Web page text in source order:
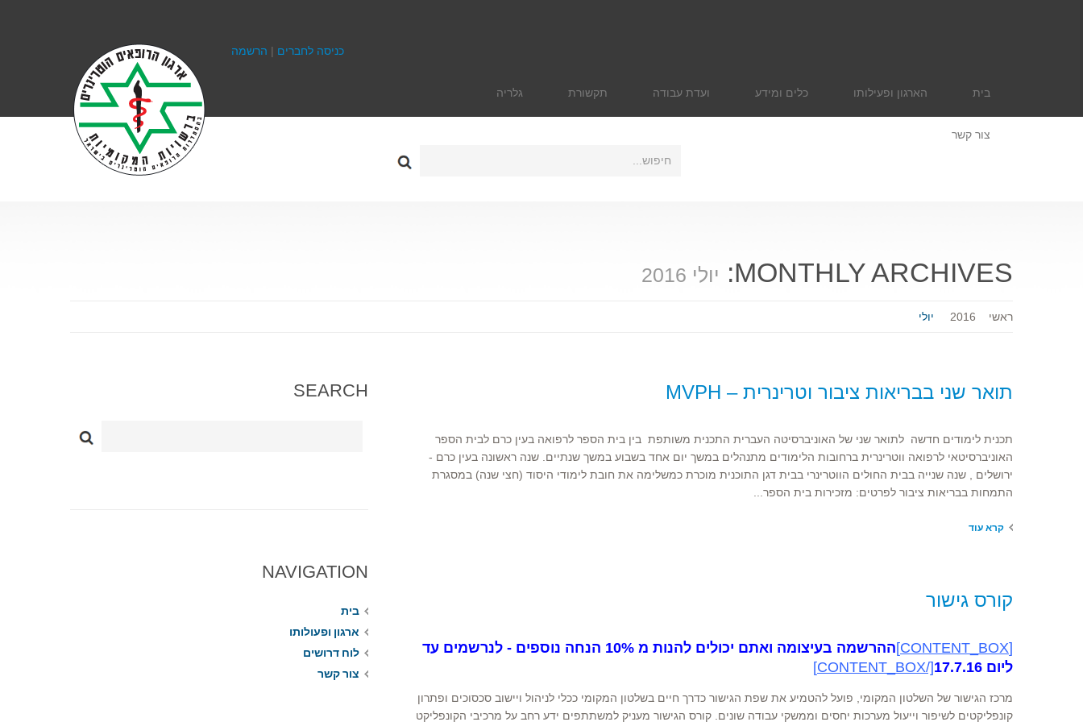
כניסה לחברים | הרשמה
בית הארגון ופעילותו כלים ומידע ועדת עבודה תקשורת גלריה
צור קשר
MONTHLY ARCHIVES: יולי 2016
ראשי 2016 יולי
תואר שני בבריאות ציבור וטרינרית – MVPH
תכנית לימודים חדשה לתואר שני של האוניברסיטה העברית התכנית משותפת בין בית הספר לרפואה בעין כרם לבית הספר
האוניברסיטאי לרפואה ווטרינרית ברחובות הלימודים מתנהלים במשך יום אחד בשבוע במשך שנתיים. שנה ראשונה בעין כרם -
ירושלים , שנה שנייה בבית החולים הווטרינרי בבית דגן התוכנית מוכרת כמשלימה את חובת לימודי היסוד (חצי שנה) במסגרת
התמחות בבריאות ציבור לפרטים: מזכירות בית הספר...
קרא עוד
קורס גישור
[CONTENT_BOX]
ההרשמה בעיצומה ואתם יכולים להנות מ 10% הנחה נוספים - לנרשמים עד
ליום 17.7.16
[/CONTENT_BOX]
מרכז הגישור של השלטון המקומי, פועל להטמיע את שפת הגישור כדרך חיים בשלטון המקומי ככלי לניהול ויישוב סכסוכים ופתרון
קונפליקטים לשיפור וייעול מערכות יחסים וממשקי עבודה שונים. קורס הגישור מעניק למשתתפים ידע רחב על מרכיבי הקונפליקט
SEARCH
NAVIGATION
בית
ארגון ופעולותו
לוח דרושים
צור קשר